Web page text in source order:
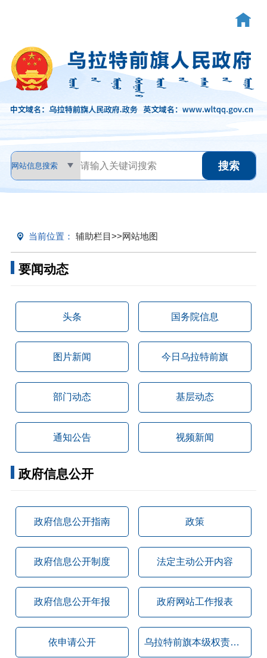
当前位置： 辅助栏目>>网站地图
要闻动态
头条 国务院信息
图片新闻 今日乌拉特前旗
部门动态 基层动态
通知公告 视频新闻
政府信息公开
政府信息公开指南 政策
政府信息公开制度 法定主动公开内容
政府信息公开年报 政府网站工作报表
依申请公开 乌拉特前旗本级权责清单